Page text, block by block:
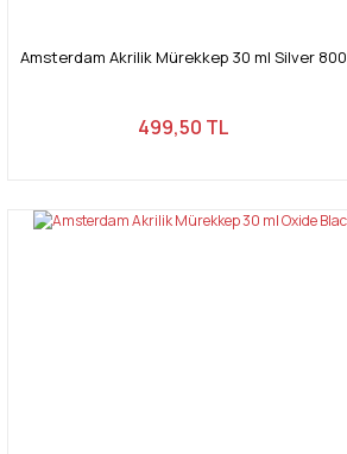
Amsterdam Akrilik Mürekkep 30 ml Silver 800
499,50 TL